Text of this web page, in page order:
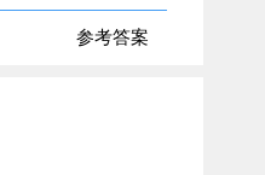
参考答案